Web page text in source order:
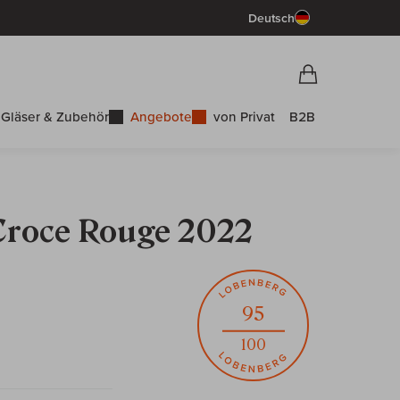
Deutsch
Gläser & Zubehör Angebote von Privat B2B
Rouge 2022
95
100